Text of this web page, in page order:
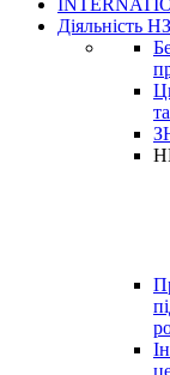
Діяльність НЗ